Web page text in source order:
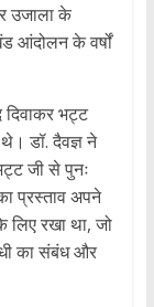
उजाला के
आंदोलन के वर्षों
दिवाकर भट्ट
डॉ. दैवज्ञ ने
जी से पुनः
प्रस्ताव अपने
लिए रखा था, जो
का संबंध और